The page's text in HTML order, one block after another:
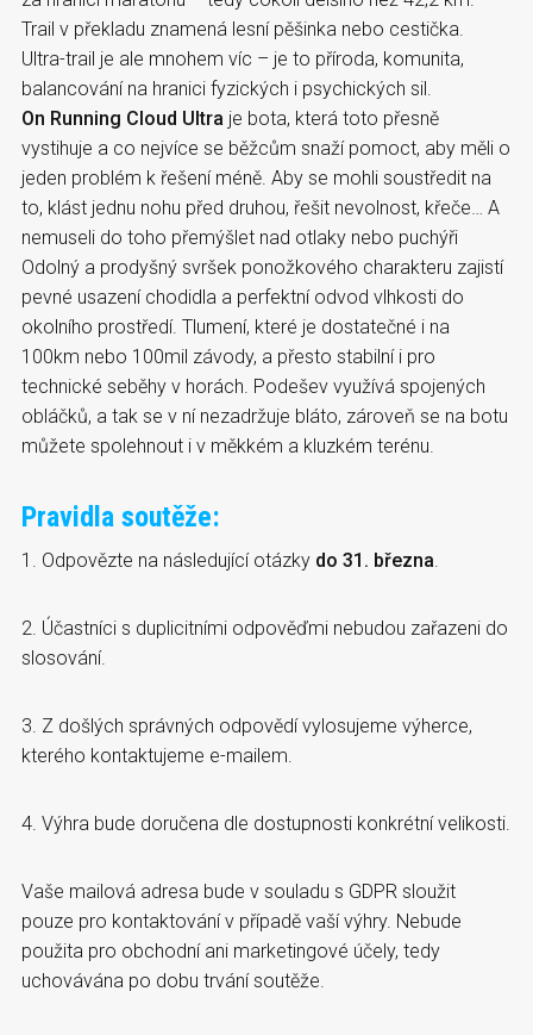
Trail v překladu znamená lesní pěšinka nebo cestička.
Ultra-trail je ale mnohem víc – je to příroda, komunita,
balancování na hranici fyzických i psychických sil.
On Running Cloud Ultra je bota, která toto přesně
vystihuje a co nejvíce se běžcům snaží pomoct, aby měli o
jeden problém k řešení méně. Aby se mohli soustředit na
to, klást jednu nohu před druhou, řešit nevolnost, křeče… A
nemuseli do toho přemýšlet nad otlaky nebo puchýři
Odolný a prodyšný svršek ponožkového charakteru zajistí
pevné usazení chodidla a perfektní odvod vlhkosti do
okolního prostředí. Tlumení, které je dostatečné i na
100km nebo 100mil závody, a přesto stabilní i pro
technické seběhy v horách. Podešev využívá spojených
obláčků, a tak se v ní nezadržuje bláto, zároveň se na botu
můžete spolehnout i v měkkém a kluzkém terénu.
Pravidla soutěže:
1. Odpovězte na následující otázky do 31. března
2. Účastníci s duplicitními odpověďmi nebudou zařazeni do
slosování.
3. Z došlých správných odpovědí vylosujeme výherce,
kterého kontaktujeme e-mailem.
4. Výhra bude doručena dle dostupnosti konkrétní velikosti.
Vaše mailová adresa bude v souladu s GDPR sloužit
pouze pro kontaktování v případě vaší výhry. Nebude
použita pro obchodní ani marketingové účely, tedy
uchovávána po dobu trvání soutěže.